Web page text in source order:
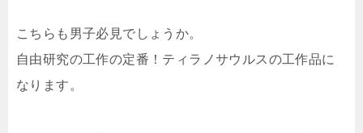
こちらも男子必見でしょうか。
自由研究の工作の定番！ティラノサウルスの工作品に
なります。